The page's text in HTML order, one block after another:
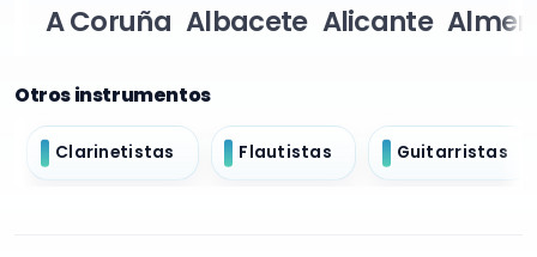
A Coruña Albacete Alicante
Otros instrumentos
Clarinetistas Flautistas Guitarristas